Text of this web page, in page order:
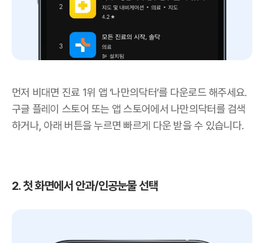
먼저 비대면 진료 1위 앱 ‘나만의닥터’를 다운로드 해주세요.
구글 플레이 스토어 또는 앱 스토어에서 나만의닥터를 검색
하거나, 아래 버튼을 누르면 빠르게 다운 받을 수 있습니다.
2. 첫 화면에서 안과/인공눈물 선택